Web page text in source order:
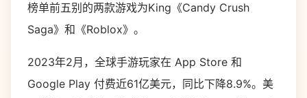
榜单前五别的两款游戏为King《Candy Crush
Saga》和《Roblox》。
2023年2月，全球手游玩家在 App Store 和
Google Play 付费近61亿美元，同比下降8.9%。美